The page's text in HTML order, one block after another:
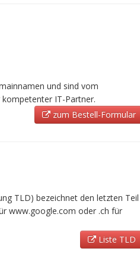
und sind vom
IT-Partner.
zum Bestell-Formular
TLD) bezeichnet den letzten Teil
www.google.com oder .ch für
Liste TLD